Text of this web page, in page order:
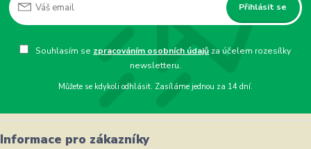
Přihlásit se
Souhlasím se zpracováním osobních údajů za účelem rozesílky
newsletteru.
Můžete se kdykoli odhlásit. Zasíláme jednou za 14 dní.
Informace pro zákazníky